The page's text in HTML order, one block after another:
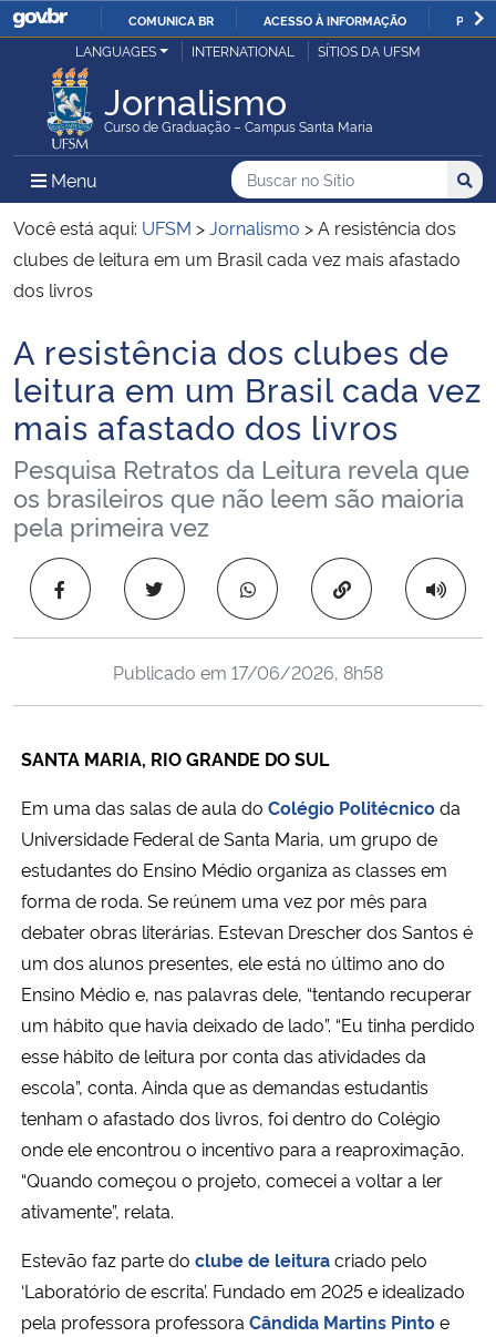
IR
O
COMUNICA BR ACESSO À INFORMAÇÃO
Ministério da Justiça e Segurança Pública
Ministério da Defesa
Ministério das Relações Exteriores
Ministério da Economia
Ministério da Infraestrutura
Ministério da Agricultura, Pecuária e Abastecimento
Ministério da Educação
Ministério da Cidadania
Ministério da Saúde
Ministério do Meio Ambiente
Ministério do Turismo
Ministério do Desenvolvimento Regional
Controladoria-Geral da União
Ministério da Mulher, da Família e dos Direitos Humanos
Secretaria de Governo
Gabinete de Segurança Institucional
Advocacia-Geral da União
LANGUAGES INTERNATIONAL SÍTIOS DA UFSM
Jornalismo
Curso de Graduação – Campus Santa Maria
Menu Menu Principal do Sítio
Busca
Buscar no no Sítio
Busca:
Você está aqui: UFSM >Jornalismo >A resistência dos
clubes de leitura em um Brasil cada vez mais afastado
dos livros
Início do conteúdo
A resistência dos clubes de
leitura em um Brasil cada vez
mais afastado dos livros
Pesquisa Retratos da Leitura revela que
os brasileiros que não leem são maioria
pela primeira vez
Copiar para área
Publicado em 17/06/2026, 8h58
SANTA MARIA, RIO GRANDE DO SUL
Em uma das salas de aula do Colégio Politécnicoda
Universidade Federal de Santa Maria, um grupo de
estudantes do Ensino Médio organiza as classes em
forma de roda. Se reúnem uma vez por mês para
debater obras literárias. Estevan Drescher dos Santos é
um dos alunos presentes, ele está no último ano do
Ensino Médio e, nas palavras dele, “tentando recuperar
um hábito que havia deixado de lado”. “Eu tinha perdido
esse hábito de leitura por conta das atividades da
escola”, conta. Ainda que as demandas estudantis
tenham o afastado dos livros, foi dentro do Colégio
onde ele encontrou o incentivo para a reaproximação.
“Quando começou o projeto, comecei a voltar a ler
ativamente”, relata.
Estevão faz parte do clube de leituracriado pelo
‘Laboratório de escrita’. Fundado em 2025 e idealizado
pela professora professora Cândida Martins Pintoe